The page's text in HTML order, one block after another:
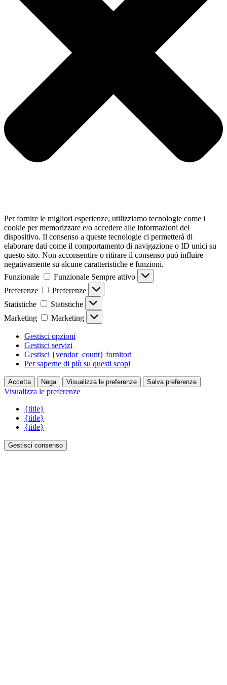
Per fornire le migliori esperienze, utilizziamo tecnologie come i
cookie per memorizzare e/o accedere alle informazioni del
dispositivo. Il consenso a queste tecnologie ci permetterà di
elaborare dati come il comportamento di navigazione o ID unici su
questo sito. Non acconsentire o ritirare il consenso può influire
negativamente su alcune caratteristiche e funzioni.
Funzionale
Funzionale Sempre attivo
Preferenze
Preferenze
Statistiche
Statistiche
Marketing
Marketing
Gestisci opzioni
Gestisci servizi
Gestisci {vendor_count} fornitori
Per saperne di più su questi scopi
Accetta Nega Visualizza le preferenze Salva preferenze
Visualizza le preferenze
{title}
{title}
{title}
Gestisci consenso